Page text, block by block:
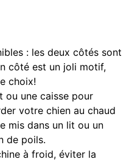
: les deux côtés sont
côté est un joli motif,
choix!
ou une caisse pour
votre chien au chaud
mis dans un lit ou un
de poils.
à froid, éviter la